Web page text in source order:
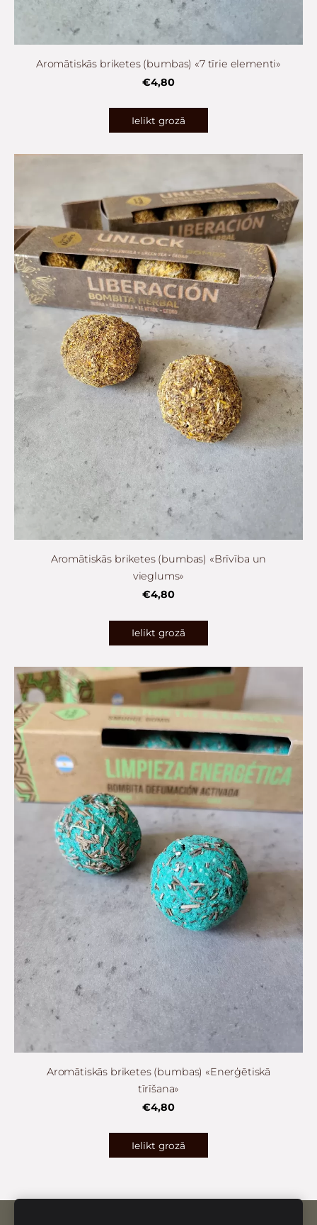
Aromātiskās briketes (bumbas) «7 tīrie elementi»
€4,80
Ielikt grozā
Aromātiskās briketes (bumbas) «Brīvība un
vieglums»
€4,80
Ielikt grozā
Aromātiskās briketes (bumbas) «Enerģētiskā
tīrīšana»
€4,80
Ielikt grozā